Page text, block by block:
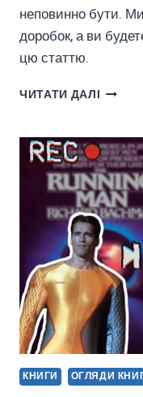
неповинно бути.
доробок, а ви
цю статтю.
ЧИТАТИ ДАЛІ РОЗТИН
ТІЛА
​​
ЧАКА
КНИГИ ОГЛЯДИ